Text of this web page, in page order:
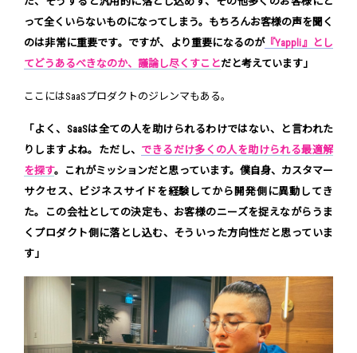
って全くいらないものになってしまう。もちろんお客様の声を聞く
のは非常に重要です。ですが、より重要になるのが『Yappli』とし
てどうあるべきなのか、議論し尽くすことだと考えています」
ここにはSaaSプロダクトのジレンマもある。
「よく、SaaSは全ての人を助けられるわけではない、と言われた
りしますよね。ただし、 できるだけ多くの人を助けられる最適解
を探す。これがミッションだと思っています。僕自身、カスタマー
サクセス、ビジネスサイドを経験してから開発側に異動してき
た。この会社としての決定も、お客様のニーズを捉えながらうま
くプロダクト側に落とし込む、そういった方向性だと思っていま
す」